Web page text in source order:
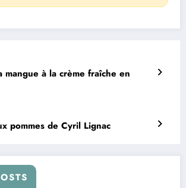
mangue à la crème fraîche en
pommes de Cyril Lignac